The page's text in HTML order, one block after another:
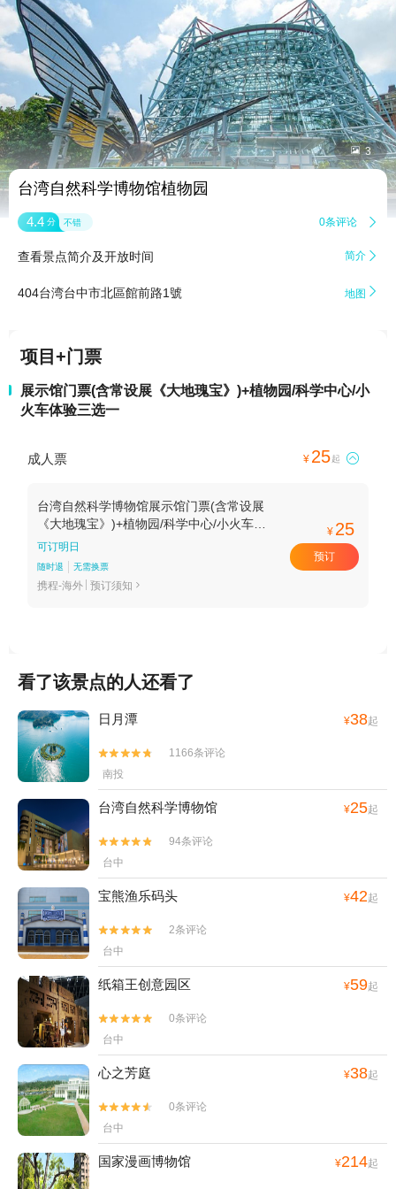
 3
台湾自然科学博物馆植物园
4.4 分 不错 0条评论 
查看景点简介及开放时间 简介 
404台湾台中市北區館前路1號 地图 
项目+门票
展示馆门票(含常设展《大地瑰宝》)+植物园/科学中心/小
火车体验三选一
成人票 ¥ 25起 
台湾自然科学博物馆展示馆门票(含常设展
《大地瑰宝》)+植物园/科学中心/小火车体
验三选一成人票-套餐1
可订明日
随时退 无需换票
携程-海外 预订须知 
¥ 25
预订
看了该景点的人还看了
日月潭 ¥38起


1166条评论
南投
台湾自然科学博物馆 ¥25起


94条评论
台中
宝熊渔乐码头 ¥42起


2条评论
台中
纸箱王创意园区 ¥59起


0条评论
台中
心之芳庭 ¥38起


0条评论
台中
国家漫画博物馆 ¥214起
